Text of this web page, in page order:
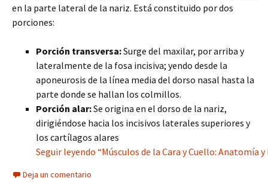
en la parte lateral de la nariz. Está constituido por dos
porciones:
Porción transversa:Surge del maxilar, por arriba y
lateralmente de la fosa incisiva; yendo desde la
aponeurosis de la línea media del dorso nasal hasta la
parte donde se hallan los colmillos.
Porción alar:Se origina en el dorso de la nariz,
dirigiéndose hacia los incisivos laterales superiores y
los cartílagos alares
Seguir leyendo “Músculos de la Cara y Cuello: Anatomía y
Deja un comentario